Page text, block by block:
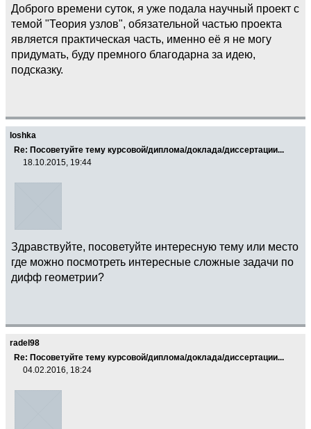
Доброго времени суток, я уже подала научный проект с
темой "Теория узлов", обязательной частью проекта
является практическая часть, именно её я не могу
придумать, буду премного благодарна за идею,
подсказку.
loshka
Re: Посоветуйте тему курсовой/диплома/доклада/диссертации...
18.10.2015, 19:44
Здравствуйте, посоветуйте интересную тему или место
где можно посмотреть интересные сложные задачи по
дифф геометрии?
radel98
Re: Посоветуйте тему курсовой/диплома/доклада/диссертации...
04.02.2016, 18:24